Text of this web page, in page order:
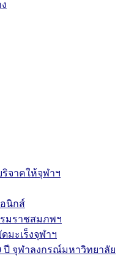
จาคให้จุฬาฯ
นิกส์
มราชสมภพฯ
มะเร็งจุฬาฯ
ปี จุฬาลงกรณ์มหาวิทยาลัย